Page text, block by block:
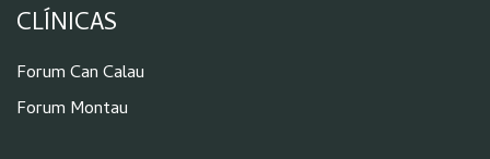
CLÍNICAS
Forum Can Calau
Forum Montau